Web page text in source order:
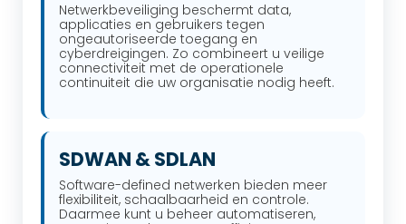
Netwerkbeveiliging beschermt data,
applicaties en gebruikers tegen
ongeautoriseerde toegang en
cyberdreigingen. Zo combineert u veilige
connectiviteit met de operationele
continuiteit die uw organisatie nodig heeft.
SDWAN & SDLAN
Software-defined netwerken bieden meer
flexibiliteit, schaalbaarheid en controle.
Daarmee kunt u beheer automatiseren,